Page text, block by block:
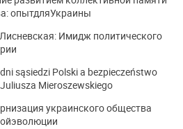
опытдляУкраины
Имидж политического
sąsiedzi Polski a bezpieczeństwo
Mieroszewskiego
украинского общества